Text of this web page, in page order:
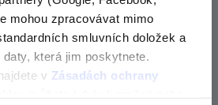
mohou zpracovávat mimo
smluvních doložek a
která jim poskytnete.
v Zásadách ochrany
o nás více
nebyla nalezena